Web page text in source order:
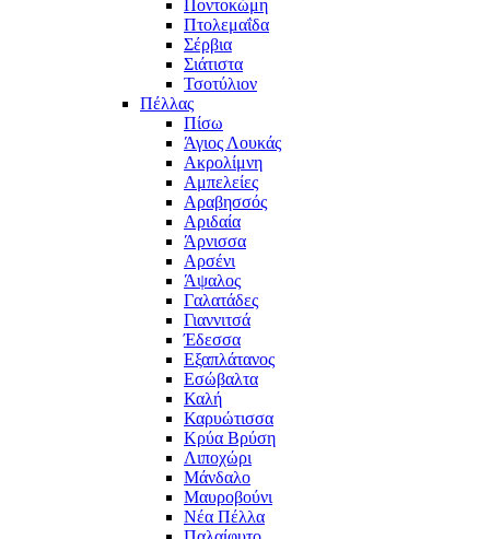
Ποντοκώμη
Πτολεμαΐδα
Σέρβια
Σιάτιστα
Τσοτύλιον
Πέλλας
Πίσω
Άγιος Λουκάς
Ακρολίμνη
Αμπελείες
Αραβησσός
Αριδαία
Άρνισσα
Αρσένι
Άψαλος
Γαλατάδες
Γιαννιτσά
Έδεσσα
Εξαπλάτανος
Εσώβαλτα
Καλή
Καρυώτισσα
Κρύα Βρύση
Λιποχώρι
Μάνδαλο
Μαυροβούνι
Νέα Πέλλα